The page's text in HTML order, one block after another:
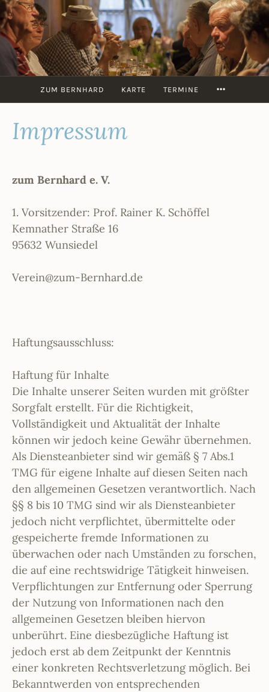
Zum
Inhalt
springen
ZUM
BERNHARD
ZUM BERNHARD KARTE TERMINE
Impressum
zum Bernhard e. V.
1. Vorsitzender: Prof. Rainer K. Schöffel
Kemnather Straße 16
95632 Wunsiedel
Verein@zum-Bernhard.de
Haftungsausschluss:
Haftung für Inhalte
Die Inhalte unserer Seiten wurden mit größter
Sorgfalt erstellt. Für die Richtigkeit,
Vollständigkeit und Aktualität der Inhalte
können wir jedoch keine Gewähr übernehmen.
Als Diensteanbieter sind wir gemäß § 7 Abs.1
TMG für eigene Inhalte auf diesen Seiten nach
den allgemeinen Gesetzen verantwortlich. Nach
§§ 8 bis 10 TMG sind wir als Diensteanbieter
jedoch nicht verpflichtet, übermittelte oder
gespeicherte fremde Informationen zu
überwachen oder nach Umständen zu forschen,
die auf eine rechtswidrige Tätigkeit hinweisen.
Verpflichtungen zur Entfernung oder Sperrung
der Nutzung von Informationen nach den
allgemeinen Gesetzen bleiben hiervon
unberührt. Eine diesbezügliche Haftung ist
jedoch erst ab dem Zeitpunkt der Kenntnis
einer konkreten Rechtsverletzung möglich. Bei
Bekanntwerden von entsprechenden